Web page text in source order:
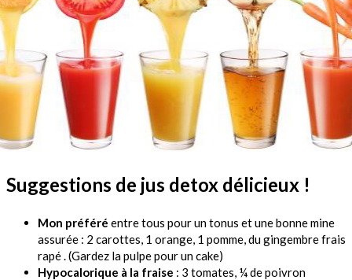
Suggestions de jus detox délicieux !
Mon préféré entre tous pour un tonus et une bonne mine
assurée : 2 carottes, 1 orange, 1 pomme, du gingembre frais
rapé . (Gardez la pulpe pour un cake)
Hypocalorique à la fraise : 3 tomates, ¼ de poivron